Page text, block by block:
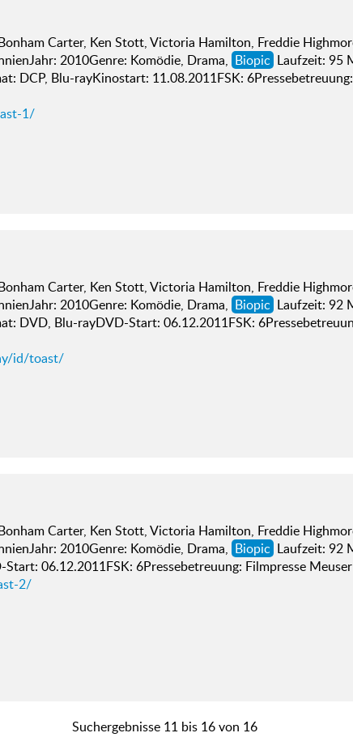
Carter, Ken Stott, Victoria Hamilton, Freddie
2010Genre: Komödie, Drama, Biopic Laufzeit: 95
DCP, Blu-rayKinostart: 11.08.2011FSK:
1/
Carter, Ken Stott, Victoria Hamilton, Freddie
2010Genre: Komödie, Drama, Biopic Laufzeit: 92
DVD, Blu-rayDVD-Start: 06.12.2011FSK:
id/toast/
Carter, Ken Stott, Victoria Hamilton, Freddie
2010Genre: Komödie, Drama, Biopic Laufzeit: 92
06.12.2011FSK: 6Pressebetreuung: Filmpresse
2/
Suchergebnisse 11 bis 16 von 16